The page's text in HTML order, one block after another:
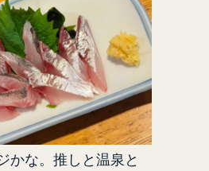
かな。推しと温泉と